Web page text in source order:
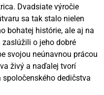
Dvadsiate výročie
sa tak stalo nielen
bohatej histórie, ale aj na
o jeho dobré
svojou neúnavnou prácou
živý a naďalej tvorí
dedičstva